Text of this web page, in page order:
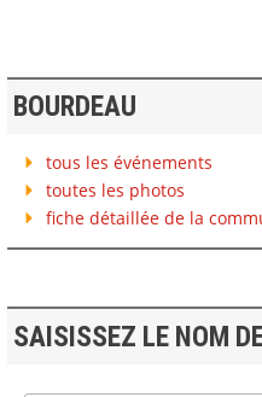
BOURDEAU
tous les événements
toutes les photos
fiche détaillée de la
SAISISSEZ LE NOM